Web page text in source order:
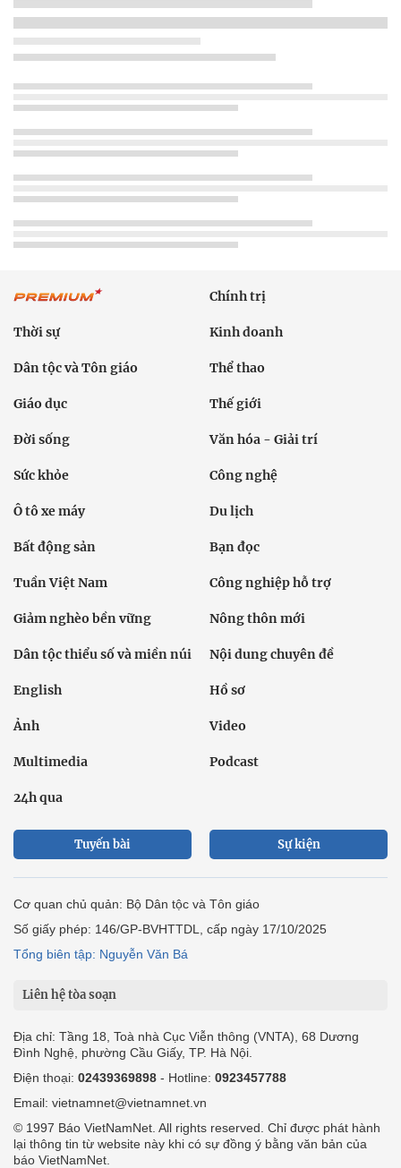
Chính trị
Thời sự Kinh doanh
Dân tộc và Tôn giáo Thể thao
Giáo dục Thế giới
Đời sống Văn hóa - Giải trí
Sức khỏe Công nghệ
Ô tô xe máy Du lịch
Bất động sản Bạn đọc
Tuần Việt Nam Công nghiệp hỗ trợ
Giảm nghèo bền vững Nông thôn mới
Dân tộc thiểu số và miền núi Nội dung chuyên đề
English Hồ sơ
Ảnh Video
Multimedia Podcast
24h qua
Tuyến bài Sự kiện
Cơ quan chủ quản: Bộ Dân tộc và Tôn giáo
Số giấy phép: 146/GP-BVHTTDL, cấp ngày 17/10/2025
Tổng biên tập: Nguyễn Văn Bá
Liên hệ tòa soạn
Địa chỉ: Tầng 18, Toà nhà Cục Viễn thông (VNTA), 68 Dương
Đình Nghệ, phường Cầu Giấy, TP. Hà Nội.
Điện thoại: 02439369898 - Hotline: 0923457788
Email: vietnamnet@vietnamnet.vn
© 1997 Báo VietNamNet. All rights reserved. Chỉ được phát hành
lại thông tin từ website này khi có sự đồng ý bằng văn bản của
báo VietNamNet.